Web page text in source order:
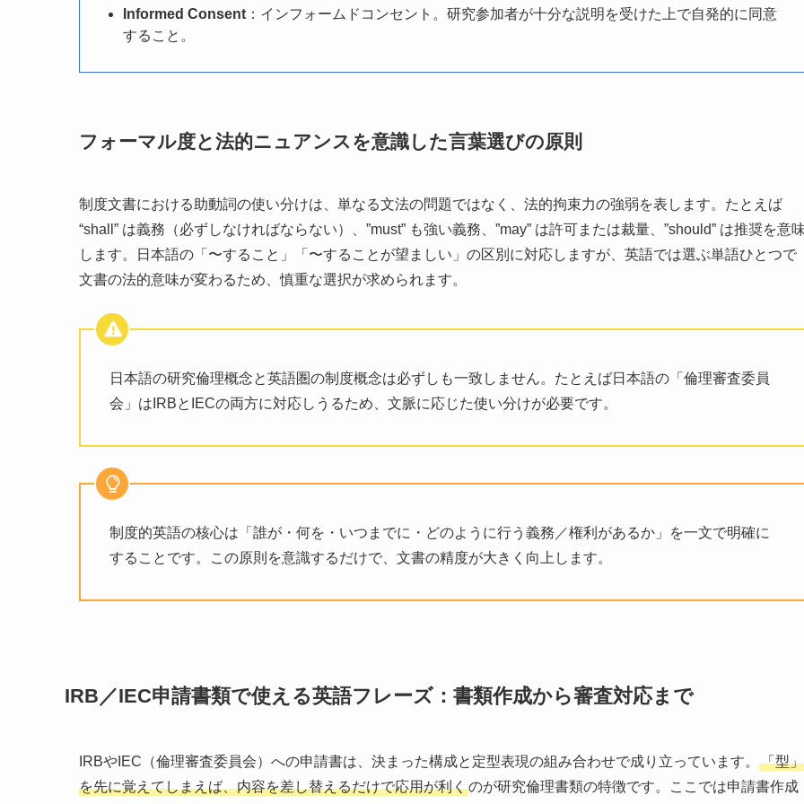
Informed Consent ：インフォームドコンセント。研究参加者が十分な説明を受けた上で自発的に同意
すること。
フォーマル度と法的ニュアンスを意識した言葉選びの原則
制度文書における助動詞の使い分けは、単なる文法の問題ではなく、法的拘束力の強弱を表します。たとえば
“shall” は義務（必ずしなければならない）、”must” も強い義務、”may” は許可または裁量、”should” は推奨を意味
します。日本語の「〜すること」「〜することが望ましい」の区別に対応しますが、英語では選ぶ単語ひとつで
文書の法的意味が変わるため、慎重な選択が求められます。
日本語の研究倫理概念と英語圏の制度概念は必ずしも一致しません。たとえば日本語の「倫理審査委員
会」はIRBとIECの両方に対応しうるため、文脈に応じた使い分けが必要です。
制度的英語の核心は「誰が・何を・いつまでに・どのように行う義務／権利があるか」を一文で明確に
することです。この原則を意識するだけで、文書の精度が大きく向上します。
IRB／IEC申請書類で使える英語フレーズ：書類作成から審査対応まで
IRBやIEC（倫理審査委員会）への申請書は、決まった構成と定型表現の組み合わせで成り立っています。
「型」
を先に覚えてしまえば、内容を差し替えるだけで応用が利くのが研究倫理書類の特徴です。ここでは申請書作成